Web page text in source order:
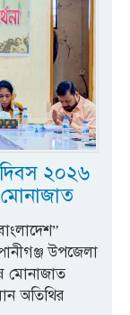
দিবস ২০২৬
উপজেলা
মোনাজাত
অতিথির